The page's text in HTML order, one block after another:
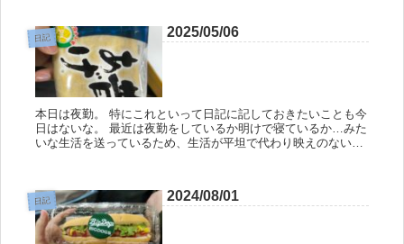
日記 2025/05/06
本日は夜勤。 特にこれといって日記に記しておきたいことも今
日はないな。 最近は夜勤をしているか明けで寝ているか…みた
いな生活を送っているため、生活が平坦で代わり映えのないも
日記 2024/08/01